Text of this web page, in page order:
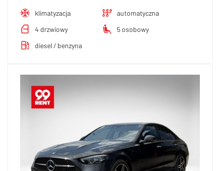
klimatyzacja
automatyczna
4 drzwiowy
5 osobowy
diesel / benzyna